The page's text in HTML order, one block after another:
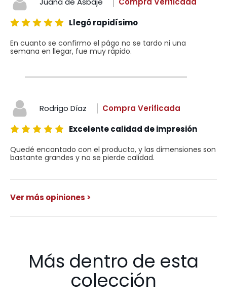
Llegó rapidísimo
En cuanto se confirmo el págo no se tardo ni una
semana en llegar, fue muy rápido.
Rodrigo Díaz
Compra Verificada
Excelente calidad de impresión
Quedé encantado con el producto, y las dimensiones son
bastante grandes y no se pierde calidad.
Ver más opiniones >
Más dentro de esta
colección